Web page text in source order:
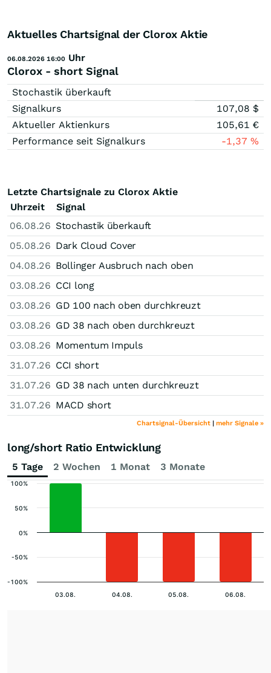
Aktuelles Chartsignal der Clorox Aktie
06.08.2026 16:00 Uhr
Clorox - short Signal
Stochastik überkauft
Signalkurs
107,08 $
Aktueller Aktienkurs
105,61 €
Performance seit Signalkurs
-1,37 %
Letzte Chartsignale zu Clorox Aktie
Uhrzeit
Signal
06.08.26 Stochastik überkauft
05.08.26 Dark Cloud Cover
04.08.26 Bollinger Ausbruch nach oben
03.08.26 CCI long
03.08.26 GD 100 nach oben durchkreuzt
03.08.26 GD 38 nach oben durchkreuzt
03.08.26 Momentum Impuls
31.07.26 CCI short
31.07.26 GD 38 nach unten durchkreuzt
31.07.26 MACD short
Chartsignal-Übersicht | mehr Signale »
long/short Ratio Entwicklung
5 Tage 2 Wochen 1 Monat 3 Monate
03.08. 04.08. 05.08. 06.08.
-100%
-50%
0%
50%
100%